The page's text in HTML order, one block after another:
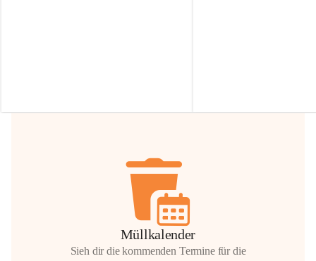
Hilfsbereitschaft!
Müllkalender
Sieh dir die kommenden Termine für die